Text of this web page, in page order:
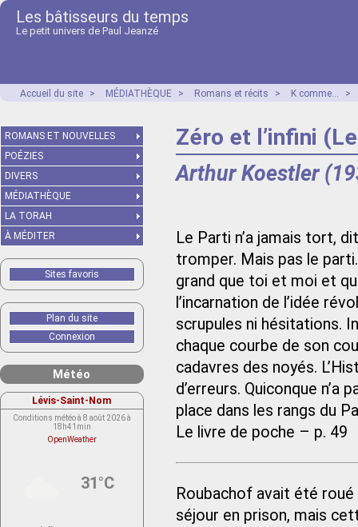
Les bâtisseurs du temps
Le petit univers de Paul Jeanzé
Accueil du site > MÉDIATHÈQUE > Romans et récits > K comme... >
Zéro et l’infini
Arthur Koestler
Le Parti n’a jamais tort,
tromper. Mais pas le
grand que toi et moi et
l’incarnation de l’idée
scrupules ni hésitations.
chaque courbe de son
cadavres des noyés.
d’erreurs. Quiconque n’a
place dans les rangs du
Le livre de poche – p. 49
Roubachof avait été
séjour en prison, mais
ROMANS ET NOUVELLES
POÉZIES
DIVERS
MÉDIATHÈQUE
LA TORAH
À MÉDITER
Sites favoris
Plan du site
Connexion
Météo
Lévis-Saint-Nom
Conditions météo à 8 août 2026 à
18h41min
OpenWeather
31°C